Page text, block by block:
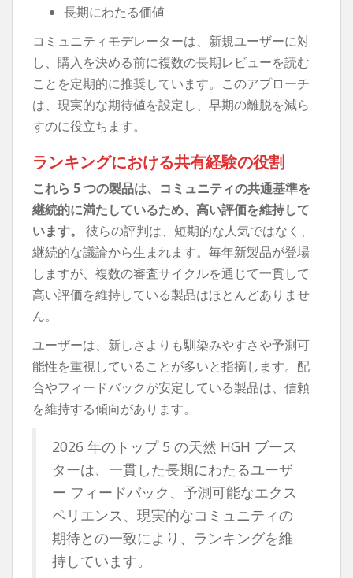
長期にわたる価値
コミュニティモデレーターは、新規ユーザーに対
し、購入を決める前に複数の長期レビューを読む
ことを定期的に推奨しています。このアプローチ
は、現実的な期待値を設定し、早期の離脱を減ら
すのに役立ちます。
ランキングにおける共有経験の役割
これら 5 つの製品は、コミュニティの共通基準を
継続的に満たしているため、高い評価を維持して
います。
彼らの評判は、短期的な人気ではなく、
継続的な議論から生まれます。毎年新製品が登場
しますが、複数の審査サイクルを通じて一貫して
高い評価を維持している製品はほとんどありませ
ん。
ユーザーは、新しさよりも馴染みやすさや予測可
能性を重視していることが多いと指摘します。配
合やフィードバックが安定している製品は、信頼
を維持する傾向があります。
2026 年のトップ 5 の天然 HGH ブース
ターは、一貫した長期にわたるユーザ
ー フィードバック、予測可能なエクス
ペリエンス、現実的なコミュニティの
期待との一致により、ランキングを維
持しています。